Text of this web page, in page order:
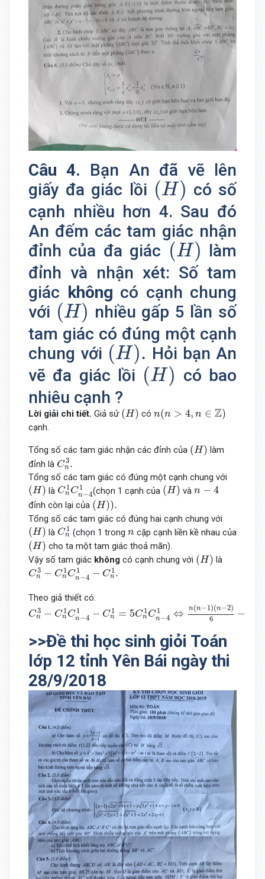
Câu 4. Bạn An đã vẽ lên
giấy đa giác lồi (H)
(H)
có số
cạnh nhiều hơn 4. Sau đó
An đếm các tam giác nhận
đỉnh của đa giác (H)
(H)
làm
đỉnh và nhận xét: Số tam
giác không có cạnh chung
với (H)
(H)
nhiều gấp 5 lần số
tam giác có đúng một cạnh
chung với (H).
(H).
Hỏi bạn An
vẽ đa giác lồi (H)
(H)
có bao
nhiêu cạnh ?
Lời giải chi tiết. Giả sử (H)
(H) cón(n > 4, n ∈ Z)
(n >4 n∈ )
cạnh.
Tổng số các tam giác nhận các đỉnh của (H)
(H)
làm
đỉnh là C3
n.
Cn
Tổng số các tam giác có đúng một cạnh chung với
(H)
(H) là C 1
nC 1
n−4
Cn1Cn−41
(chọn 1 cạnh của (H)
(H) và n − 4
n 4
đỉnh còn lại của (H)).
(H)).
Tổng số các tam giác có đúng hai cạnh chung với
(H)
(H) là C 1
n
Cn1
(chọn 1 trong n
ncặp cạnh liền kề nhau của
(H)
(H)
cho ta một tam giác thoả mãn).
Vậy số tam giác không có cạnh chung với (H)
(H) là
C3
n − C 1
nC 1
n−4 − C1
n.
Cn3−Cn1Cn− 41−Cn 1.
Theo giả thiết có:
C3
n − C 1
nC 1
n−4 − C1
n = 5C1
nC 1
n−4 ⇔ n(n−1)(n−2)
6
−
Cn3−Cn1Cn−4 ⇔n (n− )(
>>Đề thi học sinh giỏi Toán
lớp 12 tỉnh Yên Bái ngày thi
28/9/2018